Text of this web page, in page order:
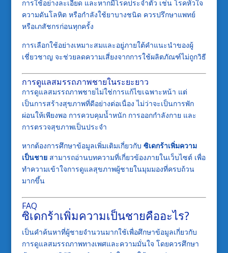
การใช้อย่างละเอียด และหากมีโรคประจำตัว เช่น โรคหัวใจ
ความดันโลหิต หรือกำลังใช้ยาบางชนิด ควรปรึกษาแพทย์
หรือเภสัชกรก่อนทุกครั้ง
การเลือกใช้อย่างเหมาะสมและอยู่ภายใต้คำแนะนำของผู้
เชี่ยวชาญ จะช่วยลดความเสี่ยงจากการใช้ผลิตภัณฑ์ไม่ถูกวิธี
การดูแลสมรรถภาพชายในระยะยาว
การดูแลสมรรถภาพชายไม่ใช่การแก้ไขเฉพาะหน้า แต่
เป็นการสร้างสุขภาพที่ดีอย่างต่อเนื่อง ไม่ว่าจะเป็นการพัก
ผ่อนให้เพียงพอ การควบคุมน้ำหนัก การออกกำลังกาย และ
การตรวจสุขภาพเป็นประจำ
หากต้องการศึกษาข้อมูลเพิ่มเติมเกี่ยวกับ ซิเดกร้าเพิ่มความ
เป็นชายสามารถอ่านบทความที่เกี่ยวข้องภายในเว็บไซต์ เพื่อ
ทำความเข้าใจการดูแลสุขภาพผู้ชายในมุมมองที่ครบถ้วน
มากขึ้น
FAQ
ซิเดกร้าเพิ่มความเป็นชายคืออะไร?
เป็นคำค้นหาที่ผู้ชายจำนวนมากใช้เพื่อศึกษาข้อมูลเกี่ยวกับ
การดูแลสมรรถภาพทางเพศและความมั่นใจ โดยควรศึกษา